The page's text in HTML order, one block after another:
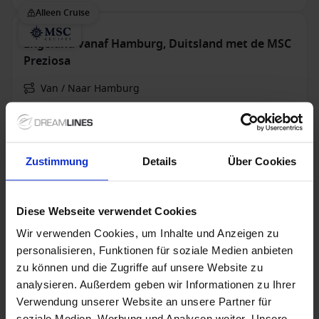
Zustimmung Details Über Cookies
Diese Webseite verwendet Cookies
Wir verwenden Cookies, um Inhalte und Anzeigen zu
personalisieren, Funktionen für soziale Medien anbieten
zu können und die Zugriffe auf unsere Website zu
analysieren. Außerdem geben wir Informationen zu Ihrer
Verwendung unserer Website an unsere Partner für
Alleen Cruise
Engeland vanaf Hamburg, Duitsland met de MSC
Preziosa
Van / Naar Hamburg
31 jan. 2027 7
Binnenhutvan
€ 583p.p.
Buitenhutvan
€ 683p.p. € 733p.p.
Alleen Cruise
Engeland vanaf Hamburg, Duitsland met de MSC
Preziosa